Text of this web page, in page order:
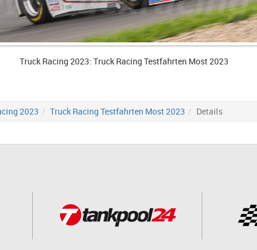
Truck Racing 2023: Truck Racing Testfahrten Most 2023
2023 Truck Racing Testfahrten Most 2023 Details